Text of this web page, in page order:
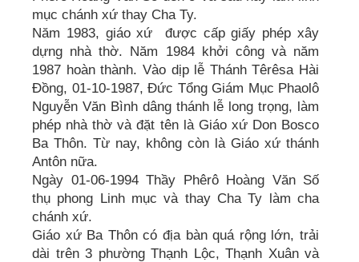
mục chánh xứ thay Cha Ty.
Năm 1983, giáo xứ được cấp giấy phép xây
dựng nhà thờ. Năm 1984 khởi công và năm
1987 hoàn thành. Vào dịp lễ Thánh Têrêsa Hài
Đồng, 01-10-1987, Đức Tổng Giám Mục Phaolô
Nguyễn Văn Bình dâng thánh lễ long trọng, làm
phép nhà thờ và đặt tên là Giáo xứ Don Bosco
Ba Thôn. Từ nay, không còn là Giáo xứ thánh
Antôn nữa.
Ngày 01-06-1994 Thầy Phêrô Hoàng Văn Số
thụ phong Linh mục và thay Cha Ty làm cha
chánh xứ.
Giáo xứ Ba Thôn có địa bàn quá rộng lớn, trải
dài trên 3 phường Thạnh Lộc, Thạnh Xuân và